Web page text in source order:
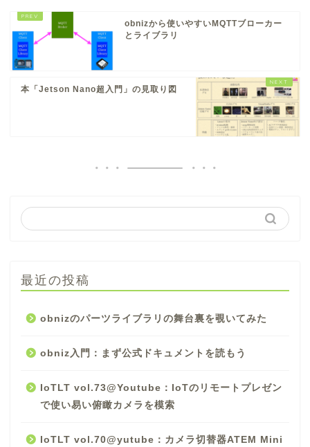
obnizから使いやすいMQTTブローカー
とライブラリ
本「Jetson Nano超入門」の見取り図
最近の投稿
obnizのパーツライブラリの舞台裏を覗いてみた
obniz入門：まず公式ドキュメントを読もう
IoTLT vol.73@Youtube：IoTのリモートプレゼン
で使い易い俯瞰カメラを模索
IoTLT vol.70@yutube：カメラ切替器ATEM Mini